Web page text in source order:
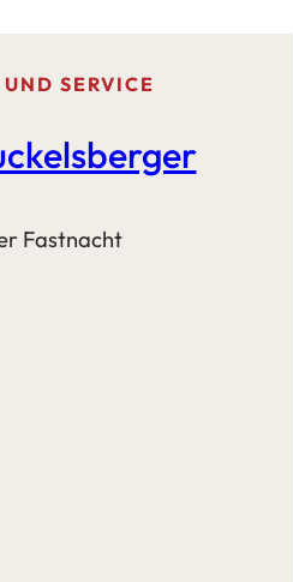
SERVICE
Fastnacht